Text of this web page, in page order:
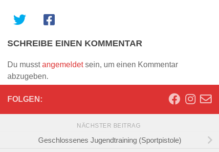
SCHREIBE EINEN KOMMENTAR
Du musstangemeldetsein, um einen Kommentar
abzugeben.
FOLGEN:
NÄCHSTER BEITRAG
Geschlossenes Jugendtraining (Sportpistole)